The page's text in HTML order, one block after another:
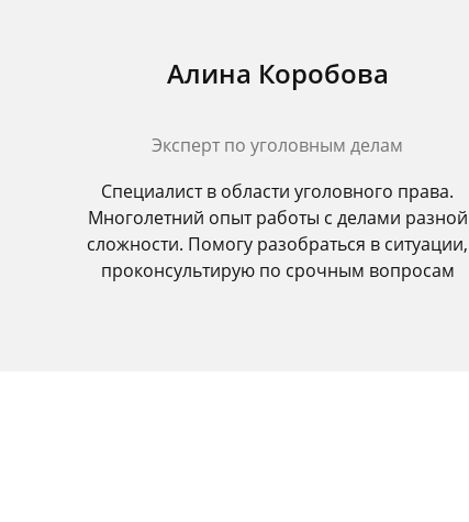
Алина Коробова
Эксперт по уголовным делам
Специалист в области уголовного права.
Многолетний опыт работы с делами разной
сложности. Помогу разобраться в ситуации,
проконсультирую по срочным вопросам